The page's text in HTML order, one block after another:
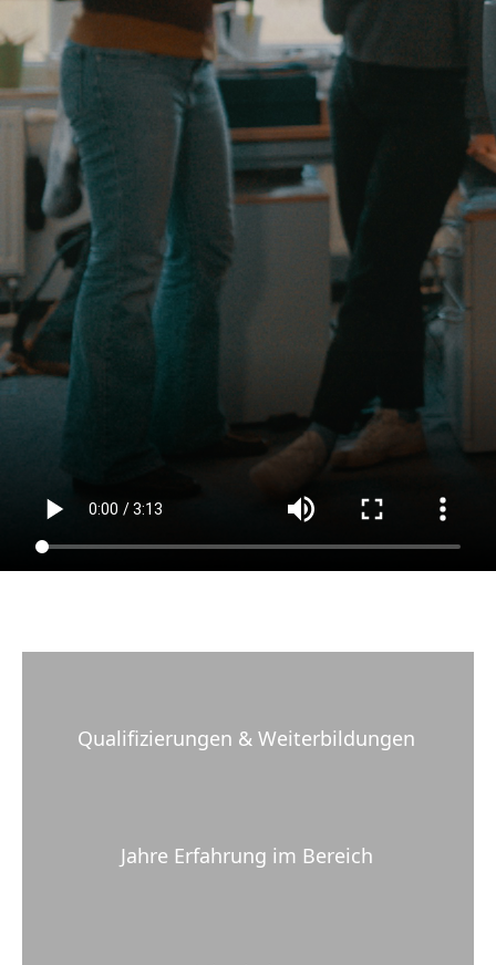
Qualifizierungen & Weiterbildungen
Jahre Erfahrung im Bereich